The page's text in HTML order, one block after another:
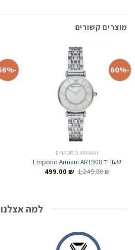
מוצרים קשורים
-60%
EMPORIO ARMANI
שעון יד Emporio Armani AR1908
1,249.00₪ המחיר
499.00₪ המחיר
-56%
למה אצלנו